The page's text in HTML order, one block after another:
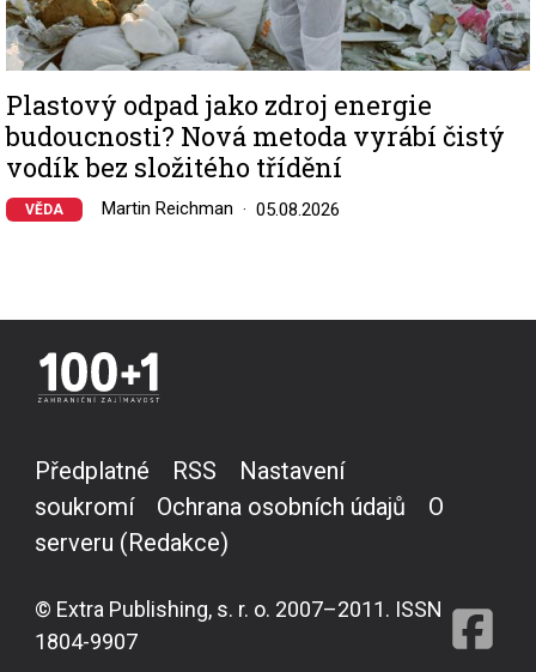
Plastový odpad jako zdroj energie
budoucnosti? Nová metoda vyrábí čistý
vodík bez složitého třídění
VĚDA Martin Reichman 05.08.2026
Předplatné RSS
Nastavení
soukromí
Ochrana osobních údajů
O
serveru (Redakce)
© Extra Publishing, s. r. o. 2007–2011. ISSN
1804-9907